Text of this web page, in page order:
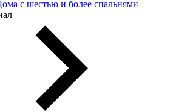
с шестью и более спальнями